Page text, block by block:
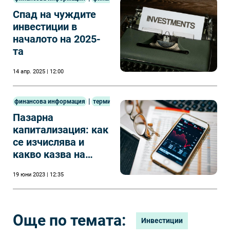
Спад на чуждите
инвестиции в
началото на 2025-
та
14 апр. 2025 | 12:00
финансова информация | терминология
Пазарна
капитализация: как
се изчислява и
какво казва на
19 юни 2023 | 12:35
Още по темата: Инвестиции